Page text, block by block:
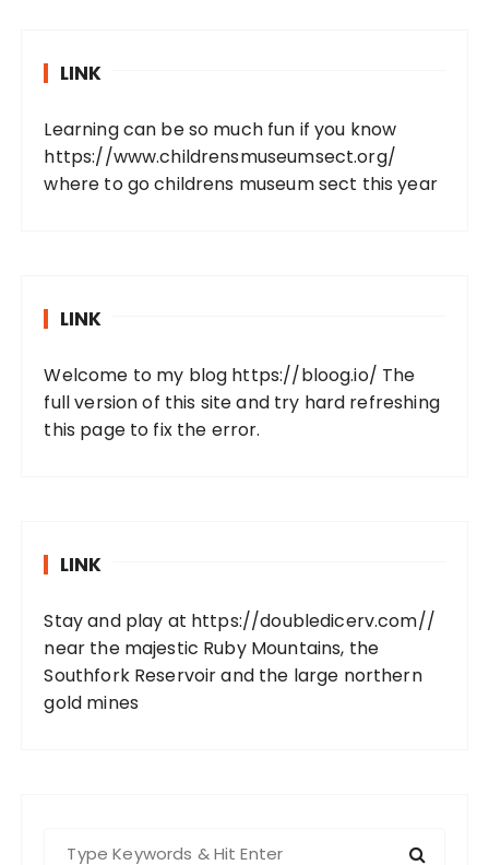
LINK
Learning can be so much fun if you know
https://www.childrensmuseumsect.org/
where to go childrens museum sect this year
LINK
Welcome to my blog https://bloog.io/ The
full version of this site and try hard refreshing
this page to fix the error.
LINK
Stay and play at https://doubledicerv.com//
near the majestic Ruby Mountains, the
Southfork Reservoir and the large northern
gold mines